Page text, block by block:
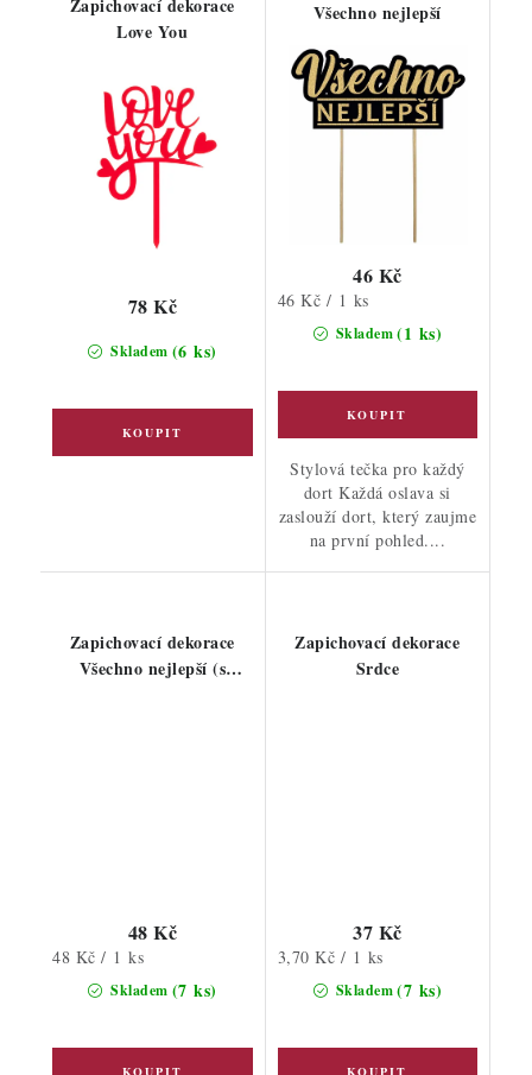
Love You
Skladem (6 ks)
78 Kč
Všechno nejlepší
Skladem(1 ks)
46 Kč
Měrná
46 Kč / 1 ks
Stylová tečka pro každý
dort Každá oslava si
zaslouží dort, který zaujme
na první pohled....
Zapichovací dekorace
Všechno nejlepší (s
Skladem (7 ks)
48 Kč
Měrná
48 Kč / 1 ks
Zapichovací dekorace
Srdce
Skladem(7 ks)
37 Kč
Měrná
3,70 Kč / 1 ks